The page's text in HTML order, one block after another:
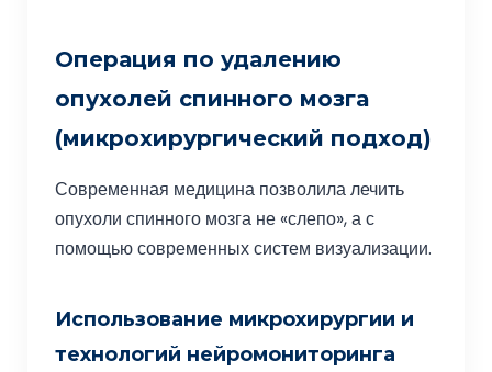
Операция по удалению
опухолей спинного мозга
(микрохирургический подход)
Современная медицина позволила лечить
опухоли спинного мозга не «слепо», а с
помощью современных систем визуализации.
Использование микрохирургии и
технологий нейромониторинга